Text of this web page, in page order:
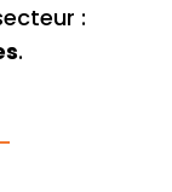
:
.